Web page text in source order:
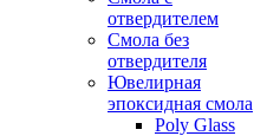
отвердителем
Смола без
отвердителя
Ювелирная
эпоксидная смола
Poly Glass